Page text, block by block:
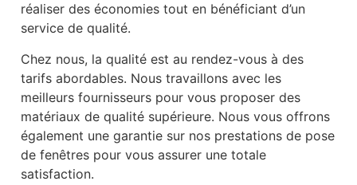
réaliser des économies tout en bénéficiant d’un
service de qualité.
Chez nous, la qualité est au rendez-vous à des
tarifs abordables. Nous travaillons avec les
meilleurs fournisseurs pour vous proposer des
matériaux de qualité supérieure. Nous vous offrons
également une garantie sur nos prestations de pose
de fenêtres pour vous assurer une totale
satisfaction.